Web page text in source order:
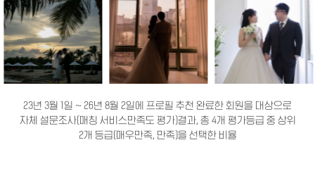
23년 3월 1일 ~ 26년 8월 2일에 프로필 추천 완료한 회원을 대상으로
자체 설문조사(매칭 서비스만족도 평가)결과, 총 4개 평가등급 중 상위
2개 등급(매우만족, 만족)을 선택한 비율